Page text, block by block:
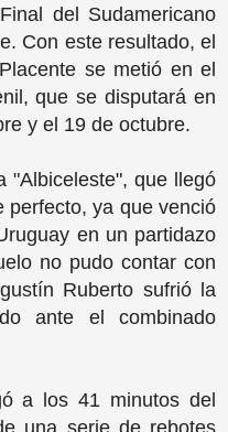
del Sudamericano
Con este resultado, el
se metió en el
que se disputará en
y el 19 de octubre.
"Albiceleste", que llegó
perfecto, ya que venció
en un partidazo
no pudo contar con
Ruberto sufrió la
ante el combinado
a los 41 minutos del